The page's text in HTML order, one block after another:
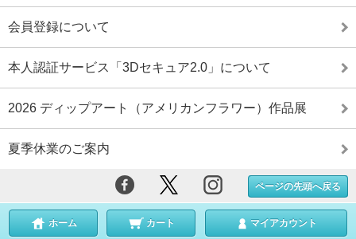
会員登録について
本人認証サービス「3Dセキュア2.0」について
2026 ディップアート（アメリカンフラワー）作品展
夏季休業のご案内
ページの先頭へ戻る
ホーム カート マイアカウント